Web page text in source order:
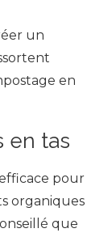
un
en
en tas
pour
organiques
que